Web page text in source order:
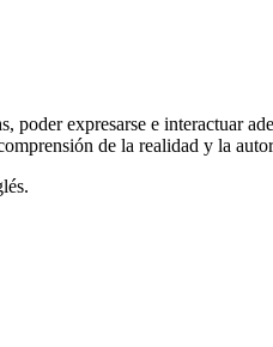
expresarse e interactuar
de la realidad y la